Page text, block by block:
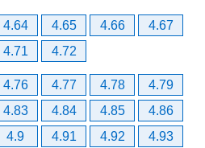
4.64 4.65 4.66
4.67
4.71 4.72
4.76 4.77 4.78
4.79
4.83 4.84 4.85
4.86
4.9 4.91 4.92
4.93